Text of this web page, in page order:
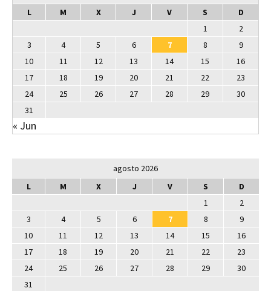
L M X J V S
D
1
2
3
4 5 6 7 8
9
10
11 12 13 14 15
16
17
18 19 20 21 22
23
24
25 26 27 28 29
30
31
« Jun
agosto 2026
L
M X J V S
D
1
2
3
4 5 6 7 8
9
10
11 12 13 14 15
16
17
18 19 20 21 22
23
24
25 26 27 28 29
30
31